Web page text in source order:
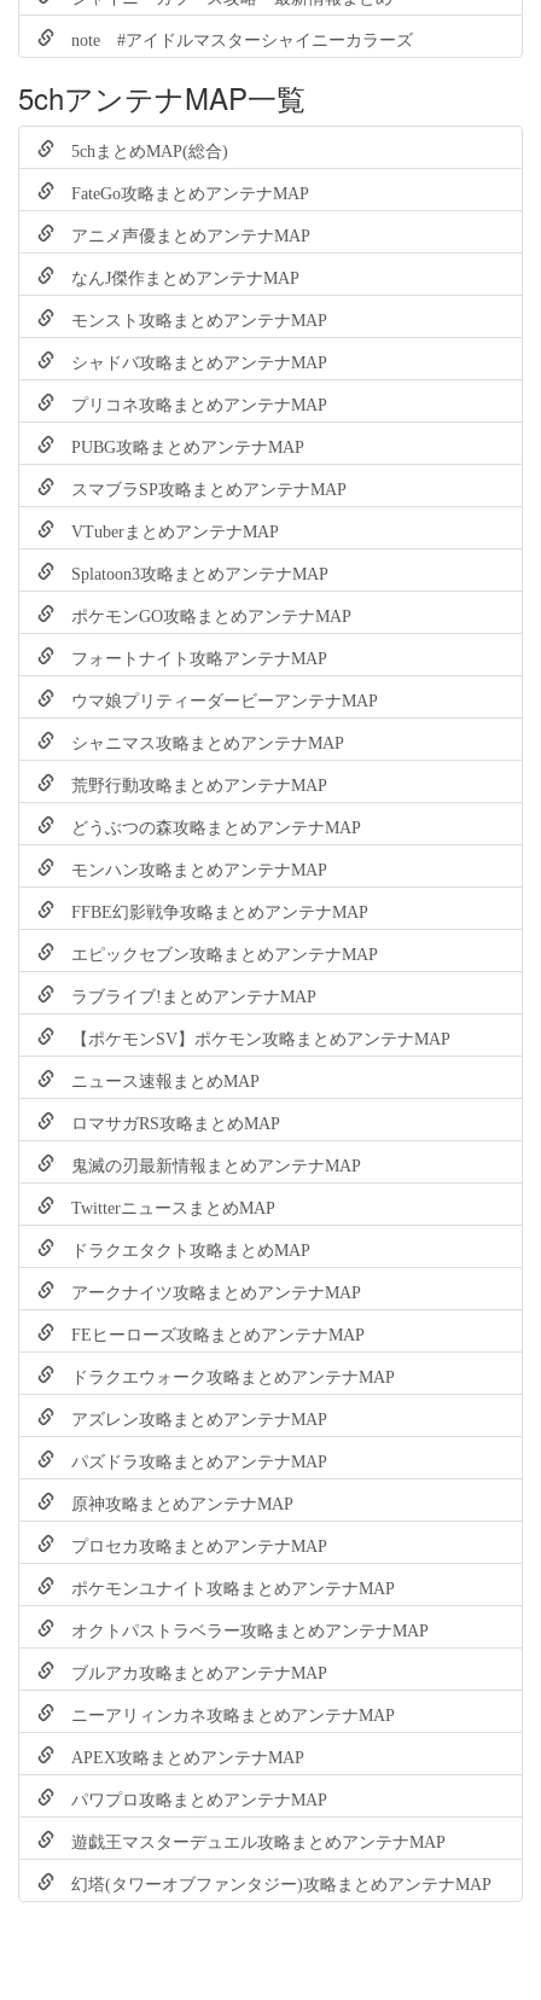
note #アイドルマスターシャイニーカラーズ
5chアンテナMAP一覧
5chまとめMAP(総合)
FateGo攻略まとめアンテナMAP
アニメ声優まとめアンテナMAP
なんJ傑作まとめアンテナMAP
モンスト攻略まとめアンテナMAP
シャドバ攻略まとめアンテナMAP
プリコネ攻略まとめアンテナMAP
PUBG攻略まとめアンテナMAP
スマブラSP攻略まとめアンテナMAP
VTuberまとめアンテナMAP
Splatoon3攻略まとめアンテナMAP
ポケモンGO攻略まとめアンテナMAP
フォートナイト攻略アンテナMAP
ウマ娘プリティーダービーアンテナMAP
シャニマス攻略まとめアンテナMAP
荒野行動攻略まとめアンテナMAP
どうぶつの森攻略まとめアンテナMAP
モンハン攻略まとめアンテナMAP
FFBE幻影戦争攻略まとめアンテナMAP
エピックセブン攻略まとめアンテナMAP
ラブライブ!まとめアンテナMAP
【ポケモンSV】ポケモン攻略まとめアンテナMAP
ニュース速報まとめMAP
ロマサガRS攻略まとめMAP
鬼滅の刃最新情報まとめアンテナMAP
TwitterニュースまとめMAP
ドラクエタクト攻略まとめMAP
アークナイツ攻略まとめアンテナMAP
FEヒーローズ攻略まとめアンテナMAP
ドラクエウォーク攻略まとめアンテナMAP
アズレン攻略まとめアンテナMAP
パズドラ攻略まとめアンテナMAP
原神攻略まとめアンテナMAP
プロセカ攻略まとめアンテナMAP
ポケモンユナイト攻略まとめアンテナMAP
オクトパストラベラー攻略まとめアンテナMAP
ブルアカ攻略まとめアンテナMAP
ニーアリィンカネ攻略まとめアンテナMAP
APEX攻略まとめアンテナMAP
パワプロ攻略まとめアンテナMAP
遊戯王マスターデュエル攻略まとめアンテナMAP
幻塔(タワーオブファンタジー)攻略まとめアンテナMAP